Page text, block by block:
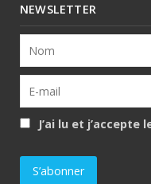
NEWSLETTER
J’ai lu et j’accepte